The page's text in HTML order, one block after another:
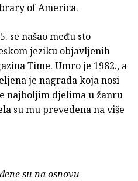
of America.
se našao među sto
jeziku objavljenih
Time. Umro je 1982., a
je nagrada koja nosi
najboljim djelima u žanru
su mu prevedena na više
su na osnovu